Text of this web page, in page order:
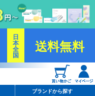
日
本
全
国
送料無料
ブランドから探す